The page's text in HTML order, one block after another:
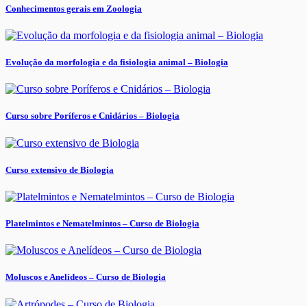
Conhecimentos gerais em Zoologia
Evolução da morfologia e da fisiologia animal – Biologia
Curso sobre Poríferos e Cnidários – Biologia
Curso extensivo de Biologia
Platelmintos e Nematelmintos – Curso de Biologia
Moluscos e Anelídeos – Curso de Biologia